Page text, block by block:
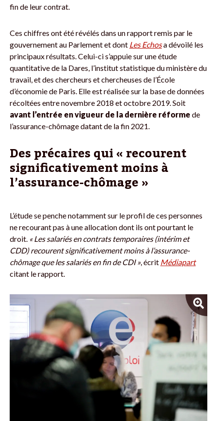
fin de leur contrat.
Ces chiffres ont été révélés dans un rapport remis par le
gouvernement au Parlement et dont Les Echosa dévoilé les
principaux résultats. Celui-ci s’appuie sur une étude
quantitative de la Dares, l’institut statistique du ministère du
travail, et des chercheurs et chercheuses de l’École
d’économie de Paris. Elle est réalisée sur la base de données
récoltées entre novembre 2018 et octobre 2019. Soit
avant l’entrée en vigueur de la dernière réforme de
l’assurance-chômage datant de la fin 2021.
Des précaires qui « recourent
significativement moins à
l’assurance-chômage »
L’étude se penche notamment sur le profil de ces personnes
ne recourant pas à une allocation dont ils ont pourtant le
droit. « Les salariés en contrats temporaires (intérim et
CDD) recourent significativement moins à l’assurance-
chômage que les salariés en fin de CDI », écrit Médiapart
citant le rapport.